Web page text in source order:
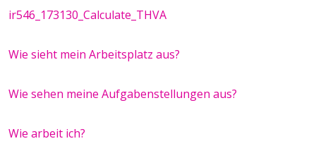
ir546_173130_Calculate_THVA
Wie sieht mein Arbeitsplatz aus?
Wie sehen meine Aufgabenstellungen aus?
Wie arbeit ich?